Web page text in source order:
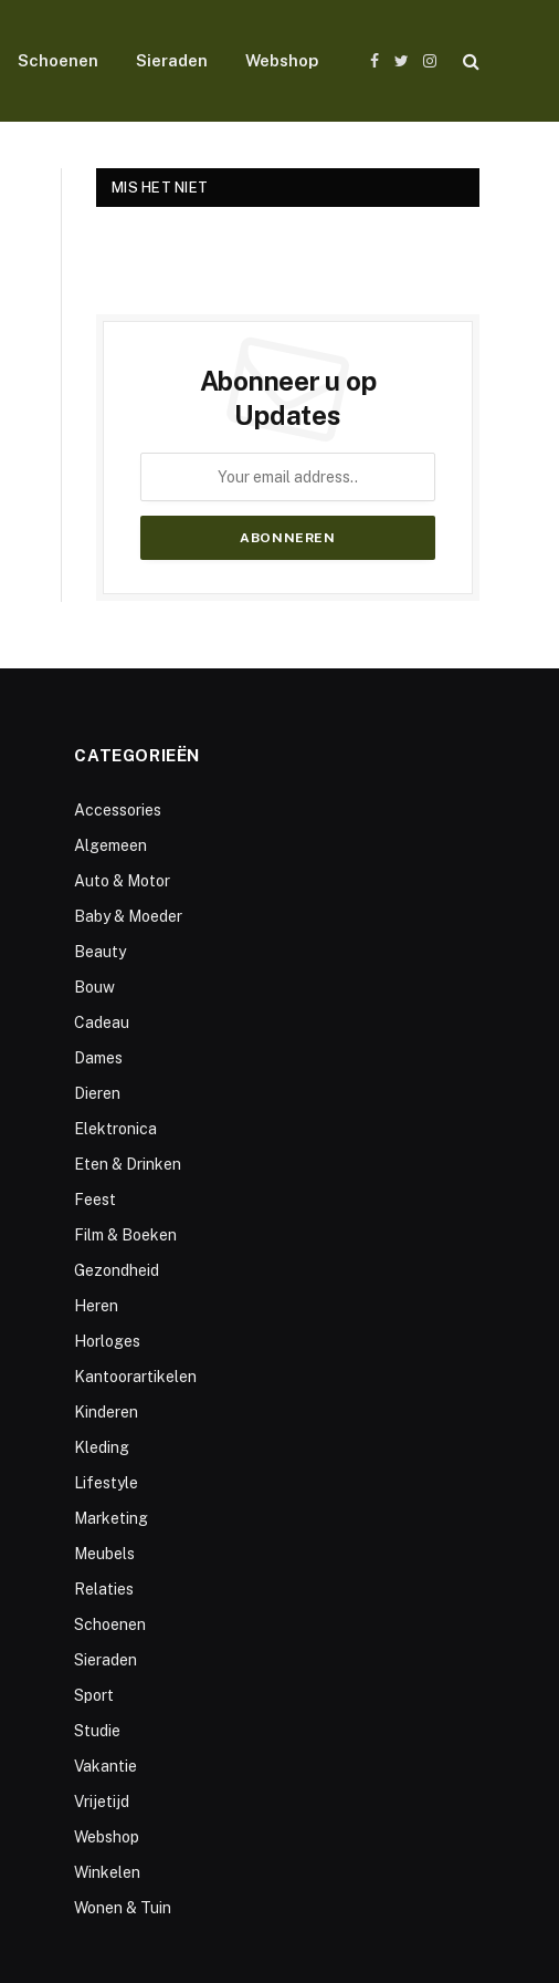
Schoenen Sieraden Webshop
Facebook
TwitterInstagram
MIS HET NIET
Abonneer u op
Updates
CATEGORIEËN
Accessories
Algemeen
Auto & Motor
Baby & Moeder
Beauty
Bouw
Cadeau
Dames
Dieren
Elektronica
Eten & Drinken
Feest
Film & Boeken
Gezondheid
Heren
Horloges
Kantoorartikelen
Kinderen
Kleding
Lifestyle
Marketing
Meubels
Relaties
Schoenen
Sieraden
Sport
Studie
Vakantie
Vrijetijd
Webshop
Winkelen
Wonen & Tuin